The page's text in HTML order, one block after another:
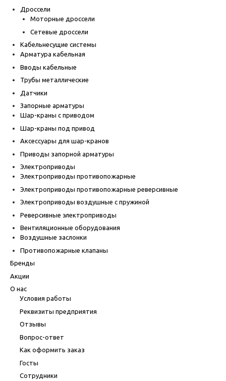
Дроссели
Моторные дроссели
Сетевые дроссели
Кабельнесущие системы
Арматура кабельная
Вводы кабельные
Трубы металлические
Датчики
Запорные арматуры
Шар-краны с приводом
Шар-краны под привод
Аксессуары для шар-кранов
Приводы запорной арматуры
Электроприводы
Электроприводы противопожарные
Электроприводы противопожарные реверсивные
Электроприводы воздушные с пружиной
Реверсивные электроприводы
Вентиляционные оборудования
Воздушные заслонки
Противопожарные клапаны
Бренды
Акции
О нас
Условия работы
Реквизиты предприятия
Отзывы
Вопрос-ответ
Как оформить заказ
Госты
Сотрудники